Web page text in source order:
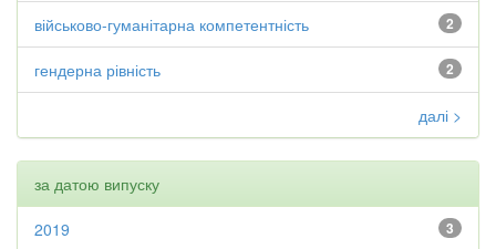
2
військово-гуманітарна компетентність
2
гендерна рівність
далі >
за датою випуску
3
2019